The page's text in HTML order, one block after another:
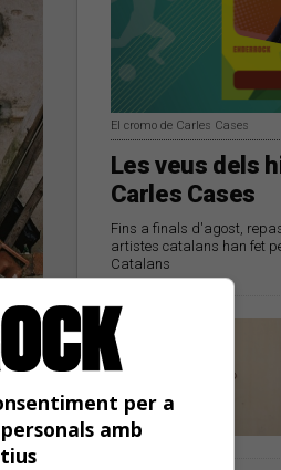
El cromo de Carles Cases
Les veus dels
Carles Cases
Fins a finals d'agost,
artistes catalans han fet
Catalans
per a
amb